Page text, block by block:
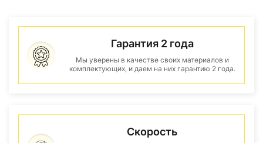
Гарантия 2 года
Мы уверены в качестве своих материалов и
комплектующих, и даем на них гарантию 2 года.
Скорость